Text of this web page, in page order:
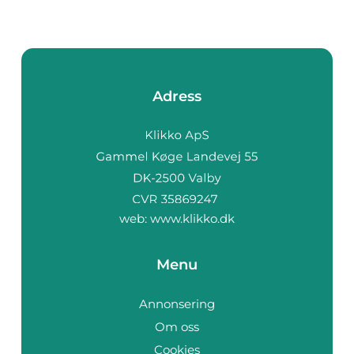
Adress
web: www.klikko.dk
Menu
Annonsering
Om oss
Cookies